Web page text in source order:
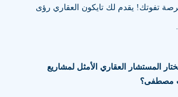
تفوتك! يقدم لك تايكون العقاري رؤى
المستشار العقاري الأمثل لمشاريع
مصطفى؟